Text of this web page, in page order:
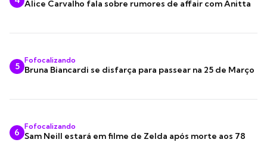
Alice Carvalho fala sobre rumores de affair com Anitta
5
Fofocalizando
Bruna Biancardi se disfarça para passear na 25 de Março
6
Fofocalizando
Sam Neill estará em filme de Zelda após morte aos 78